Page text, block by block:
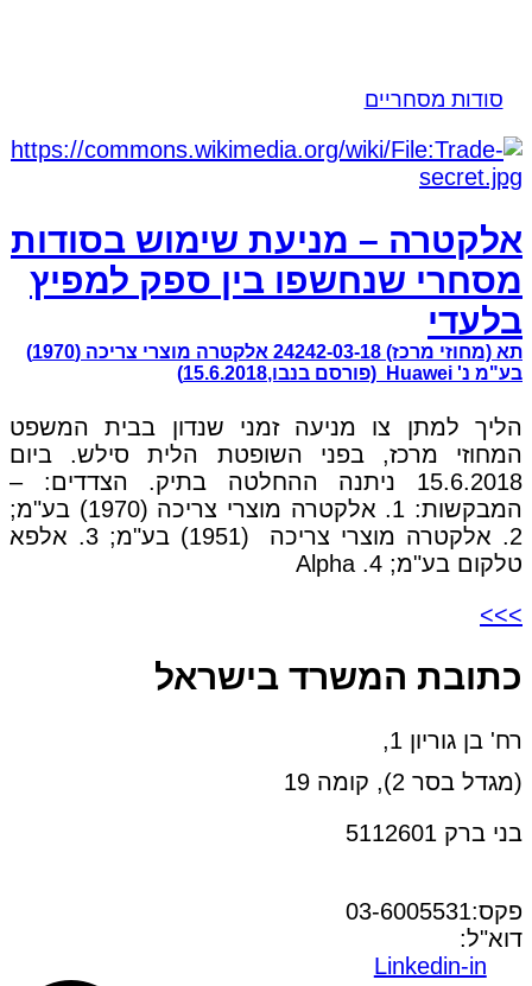
סודות מסחריים
אלקטרה – מניעת שימוש בסודות
מסחרי שנחשפו בין ספק למפיץ
בלעדי
תא (מחוזי מרכז) 24242-03-18 אלקטרה מוצרי צריכה (1970)
בע"מ נ' Huawei (פורסם בנבו,15.6.2018)
הליך למתן צו מניעה זמני שנדון בבית המשפט
המחוזי מרכז, בפני השופטת הלית סילש. ביום
15.6.2018 ניתנה ההחלטה בתיק. הצדדים: –
המבקשות: 1. אלקטרה מוצרי צריכה (1970) בע"מ;
2. אלקטרה מוצרי צריכה (1951) בע"מ; 3. אלפא
טלקום בע"מ; 4. Alpha
>>>
כתובת המשרד בישראל
רח' בן גוריון 1,
(מגדל בסר 2), קומה 19
בני ברק 5112601
פקס:03-6005531
דוא"ל:
Linkedin-in